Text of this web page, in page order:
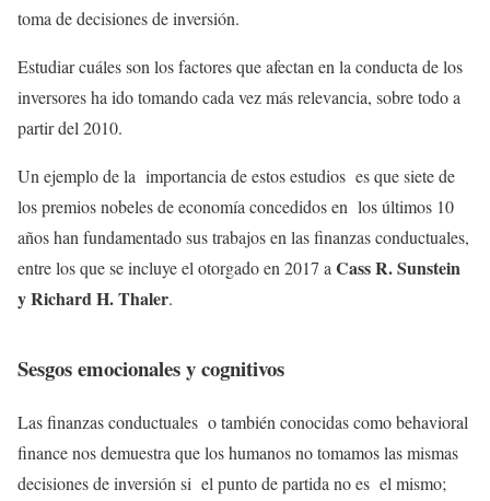
toma de decisiones de inversión.
Estudiar cuáles son los factores que afectan en la conducta de los
inversores ha ido tomando cada vez más relevancia, sobre todo a
partir del 2010.
Un ejemplo de la importancia de estos estudios es que siete de
los premios nobeles de economía concedidos en los últimos 10
años han fundamentado sus trabajos en las finanzas conductuales,
entre los que se incluye el otorgado en 2017 a Cass R. Sunstein
y Richard H. Thaler.
Sesgos emocionales y cognitivos
Las finanzas conductuales o también conocidas como behavioral
finance nos demuestra que los humanos no tomamos las mismas
decisiones de inversión si el punto de partida no es el mismo;